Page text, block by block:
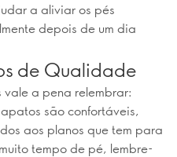
a aliviar os pés
depois de um dia
de Qualidade
a pena relembrar:
são confortáveis,
aos planos que tem para
tempo de pé, lembre-